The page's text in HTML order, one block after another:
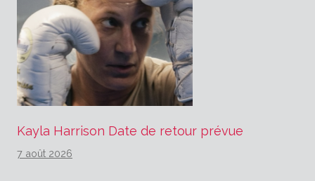
Kayla Harrison Date de retour prévue
7 août 2026